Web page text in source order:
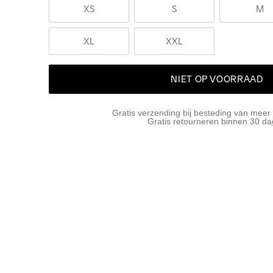
XS S M
XL XXL
NIET OP VOORRAAD
Gratis verzending bij besteding van meer
Gratis retourneren binnen 30